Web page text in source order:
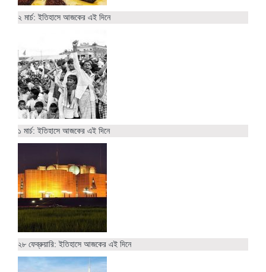
২ মার্চ: ইতিহাসে আজকের এই দিনে
১ মার্চ: ইতিহাসে আজকের এই দিনে
২৮ ফেব্রুয়ারি: ইতিহাসে আজকের এই দিনে